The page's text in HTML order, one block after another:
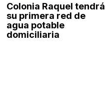
Colonia Raquel tendrá
su primera red de
agua potable
domiciliaria